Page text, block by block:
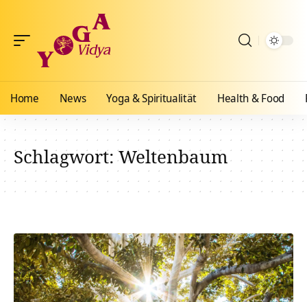
Home News Yoga & Spiritualität Health & Food
Schlagwort:Weltenbaum